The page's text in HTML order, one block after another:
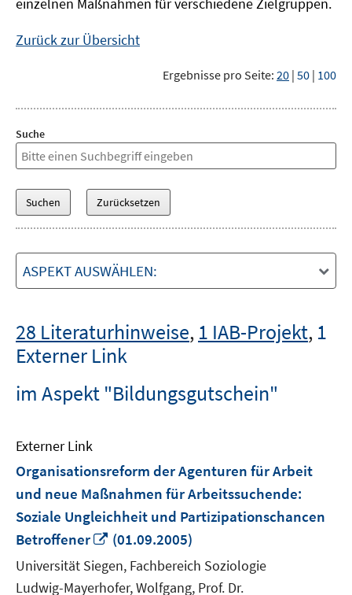
Zurück zur Übersicht
Ergebnisse pro Seite: 20 | 50 | 100
Suche
ASPEKT AUSWÄHLEN:
28 Literaturhinweise, 1 IAB-Projekt, 1
Externer Link
im Aspekt "Bildungsgutschein"
Externer Link
Organisationsreform der Agenturen für Arbeit
und neue Maßnahmen für Arbeitssuchende:
Soziale Ungleichheit und Partizipationschancen
Betroffener
In
neuem
Fenster
(01.09.2005)
Universität Siegen, Fachbereich Soziologie
Ludwig-Mayerhofer, Wolfgang, Prof. Dr.